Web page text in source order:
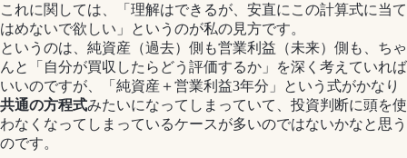
これに関しては、「理解はできるが、安直にこの計算式に当て
はめないで欲しい」というのが私の見方です。
というのは、純資産（過去）側も営業利益（未来）側も、ちゃ
んと「自分が買収したらどう評価するか」を深く考えていれば
いいのですが、「純資産＋営業利益3年分」という式がかなり
共通の方程式みたいになってしまっていて、投資判断に頭を使
わなくなってしまっているケースが多いのではないかなと思う
のです。